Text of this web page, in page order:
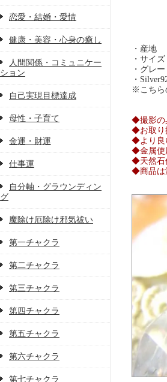
恋愛・結婚・愛情
健康・美容・心身の癒し
人間関係・コミュニケー
ション
自己実現目標達成
母性・子育て
金運・財運
仕事運
自分軸・グラウンディン
グ
魔除け厄除け邪気祓い
第一チャクラ
第二チャクラ
第三チャクラ
第四チャクラ
第五チャクラ
第六チャクラ
第七チャクラ
・産
・サイ
・グ
・
※こちら
◆撮影の
◆お取り
◆より良
◆金属使
◆天然石
◆商品は